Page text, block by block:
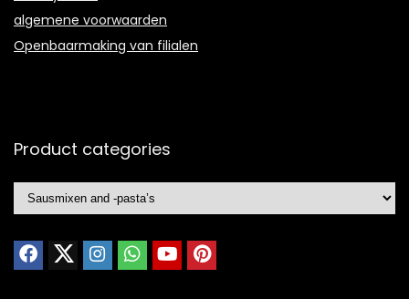
algemene voorwaarden
Openbaarmaking van filialen
Product categories